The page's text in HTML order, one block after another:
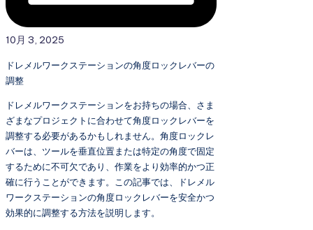
10月 3, 2025
ドレメルワークステーションの角度ロックレバーの
調整
ドレメルワークステーションをお持ちの場合、さま
ざまなプロジェクトに合わせて角度ロックレバーを
調整する必要があるかもしれません。角度ロックレ
バーは、ツールを垂直位置または特定の角度で固定
するために不可欠であり、作業をより効率的かつ正
確に行うことができます。この記事では、ドレメル
ワークステーションの角度ロックレバーを安全かつ
効果的に調整する方法を説明します。